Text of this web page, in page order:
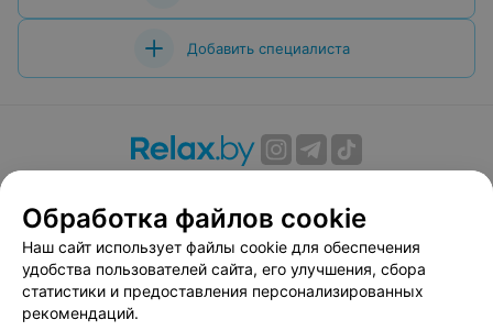
Добавить специалиста
Вакансии
Публичный договор
Способы оплаты
Публичный договор по использованию сервиса
«Афиша»
Пользовательское соглашение
Обработка файлов cookie
Наш сайт использует файлы cookie для обеспечения
удобства пользователей сайта, его улучшения, сбора
статистики и предоставления персонализированных
рекомендаций.